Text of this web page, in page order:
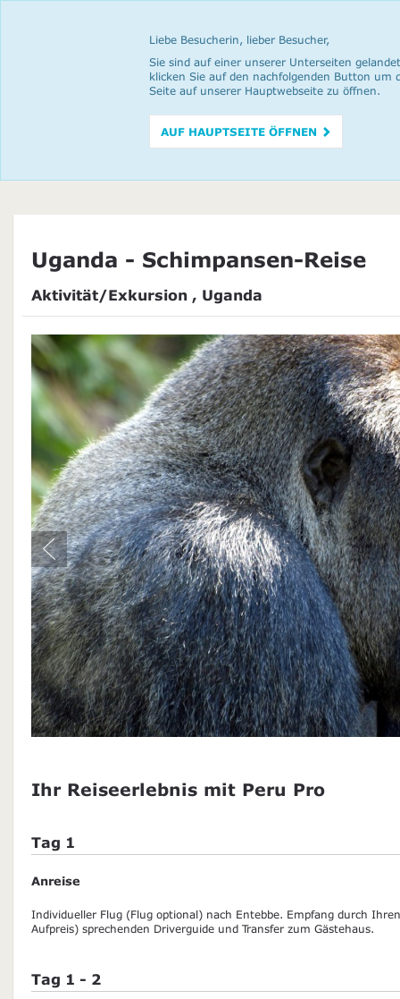
Liebe Besucherin, lieber Besucher,
Sie sind auf einer unserer Unterseiten
klicken Sie auf den nachfolgenden Button um
Seite auf unserer Hauptwebseite zu öffnen.
AUF HAUPTSEITE ÖFFNEN
Uganda - Schimpansen-Reise
Aktivität/Exkursion , Uganda
Ihr Reiseerlebnis mit Peru Pro
Tag 1
Anreise
Individueller Flug (Flug optional) nach Entebbe. Empfang durch
Aufpreis) sprechenden Driverguide und Transfer zum Gästehaus.
Tag 1 - 2